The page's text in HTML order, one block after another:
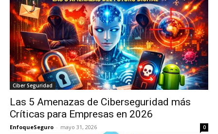
Ciber Seguridad
Las 5 Amenazas de Ciberseguridad más
Críticas para Empresas en 2026
EnfoqueSeguro - mayo 31, 2026 0